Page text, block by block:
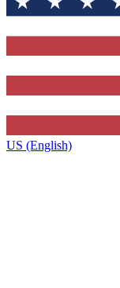
US (English)